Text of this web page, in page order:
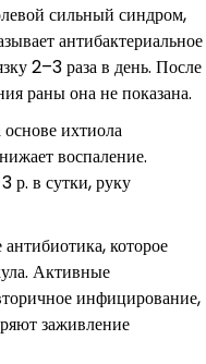
сильный синдром,
антибактериальное
2–3 раза в день. После
раны она не показана.
ихтиола
воспаление.
р. в сутки, руку
которое
Активные
инфицирование,
заживление